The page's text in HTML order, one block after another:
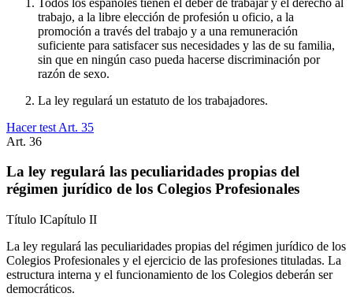
trabajo, a la libre elección de profesión u oficio, a la
promoción a través del trabajo y a una remuneración
suficiente para satisfacer sus necesidades y las de su familia,
sin que en ningún caso pueda hacerse discriminación por
razón de sexo.
La ley regulará un estatuto de los trabajadores.
Hacer test Art. 35
Art. 36
La ley regulará las peculiaridades propias del
régimen jurídico de los Colegios Profesionales
Título ICapítulo II
La ley regulará las peculiaridades propias del régimen jurídico de los
Colegios Profesionales y el ejercicio de las profesiones tituladas. La
estructura interna y el funcionamiento de los Colegios deberán ser
democráticos.